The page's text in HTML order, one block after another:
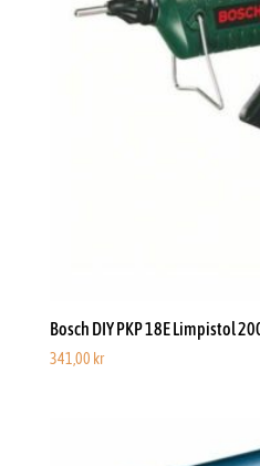
Bosch DIY PKP 18E Limpistol
341,00 kr